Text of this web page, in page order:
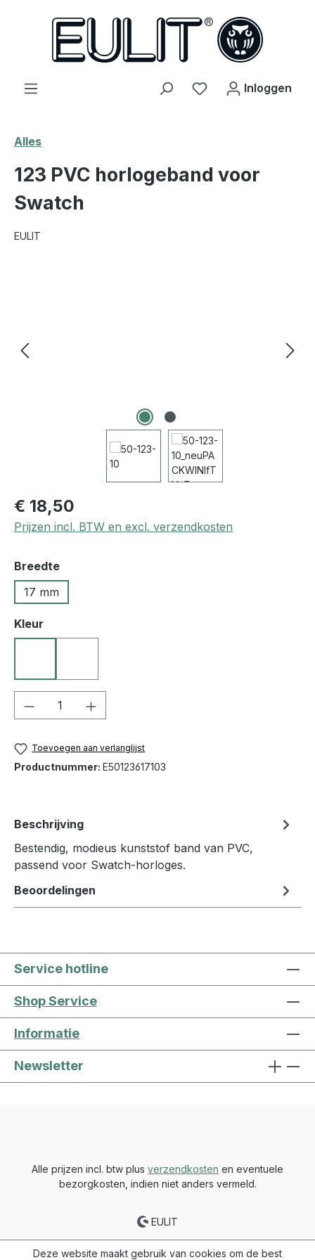
Je hebt 0 items op
Inloggen
Alles
123 PVC horlogeband voor
Swatch
EULIT
€ 18,50
Prijzen incl. BTW en excl. verzendkosten
Selecteer
Breedte
17 mm
Selecteer
Kleur
Producthoeveelheid: Voer de
Toevoegen aan verlanglijst
Productnummer: E50123617103
Beschrijving
Bestendig, modieus kunststof band van PVC,
passend voor Swatch-horloges.
Beoordelingen
Service hotline
Shop Service
Informatie
Newsletter
Alle prijzen incl. btw plus verzendkosten en eventuele
bezorgkosten, indien niet anders vermeld.
EULIT
Deze website maakt gebruik van cookies om de best